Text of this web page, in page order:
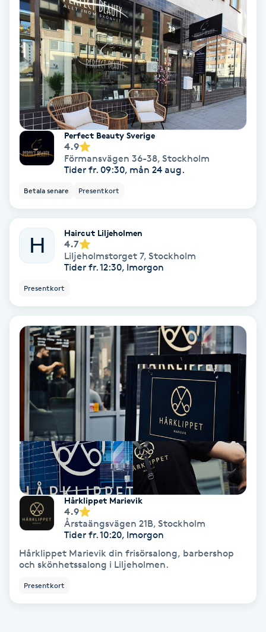
Color correction
Cryoterapi
Damklippning
Dermapen
Diamantslipning
Extensions
Extensions borttagning
Face framing
Faceliftmassage
Fet hårbotten
Fettreducering
Fibromassage
Fillers
Fotmassage
Fotsvamp
Perfect Beauty Sverige
4.9
Förmansvägen 36-38, Stockholm
Tider fr. 09:30, mån 24 aug.
Betala senare Presentkort
H
Haircut Liljeholmen
4.7
Liljeholmstorget 7, Stockholm
Tider fr. 12:30, Imorgon
Presentkort
Hårklippet Marievik
4.9
Årstaängsvägen 21B, Stockholm
Tider fr. 10:20, Imorgon
Hårklippet Marievik din frisörsalong, barbershop
och skönhetssalong i Liljeholmen.
Presentkort